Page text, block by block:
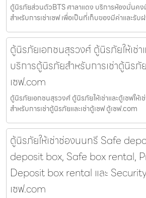
ตู้นิรภัยส่วนตัวBTS ศาลาแดง บริการห้องมั่นคง
สำหรับการเช่าเซฟ เพื่อเป็นที่เก็บของมีค่าและรั
ตู้นิรภัยเอกชนสุรวงศ์ ตู้นิรภัยให้เช่า
บริการตู้นิรภัยสำหรับการเช่าตู้นิรภั
เซฟ.com
ตู้นิรภัยเอกชนสุรวงศ์ ตู้นิรภัยให้เช่าและตู้เซฟให้
สำหรับการเช่าตู้นิรภัยและเช่าตู้เซฟ ตู้เซฟ.com
ตู้นิรภัยให้เช่าช่องนนทรี Safe
deposit box, Safe box rental,
Deposit box rental และ
เซฟ.com